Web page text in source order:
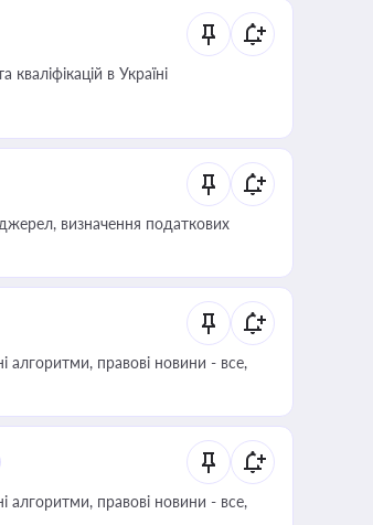
в Україні
визначення податкових
алгоритми, правові новини - все,
алгоритми, правові новини - все,